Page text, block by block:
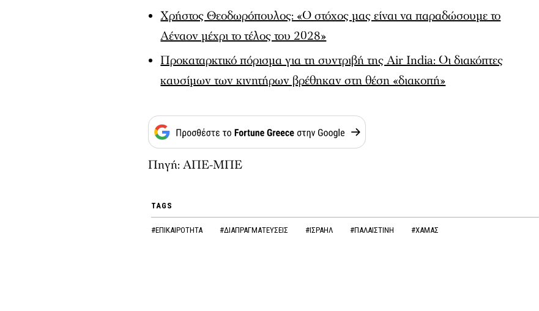
Χρήστος Θεοδωρόπουλος: «Ο στόχος μας είναι να παραδώσουμε το
Αέναον μέχρι το τέλος του 2028»
Προκαταρκτικό πόρισμα για τη συντριβή της Air India: Οι διακόπτες
καυσίμων των κινητήρων βρέθηκαν στη θέση «διακοπή»
Πηγή: ΑΠΕ-ΜΠΕ
TAGS
#ΕΠΙΚΑΙΡΟΤΗΤΑ #ΔΙΑΠΡΑΓΜΑΤΕΥΣΕΙΣ #ΙΣΡΑΗΛ #ΠΑΛΑΙΣΤΙΝΗ #ΧΑΜΑΣ